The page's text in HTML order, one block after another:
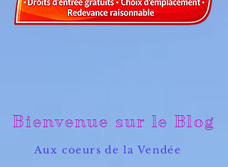
Bienvenue sur le Blog
Aux coeurs de la Vendée